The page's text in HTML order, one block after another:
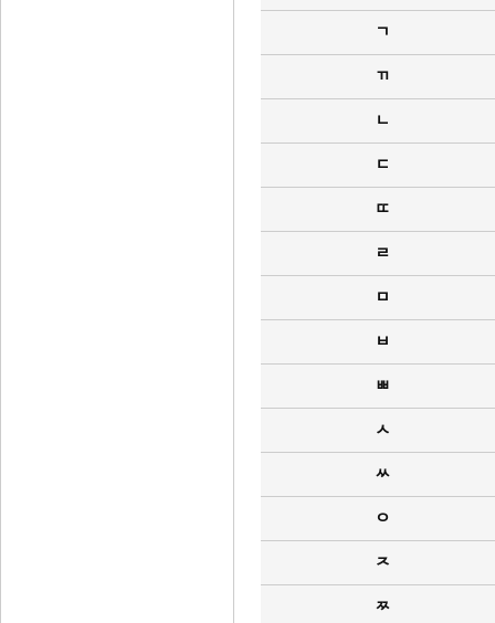
ㄱ
ㄲ
ㄴ
ㄷ
ㄸ
ㄹ
ㅁ
ㅂ
ㅃ
ㅅ
ㅆ
ㅇ
ㅈ
ㅉ